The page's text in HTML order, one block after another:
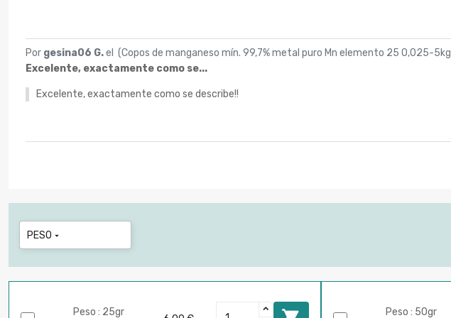
Por gesina06 G.el (Copos de manganeso mín. 99,7% metal puro Mn elemento 25 0,025-5kg
Excelente, exactamente como se...
Excelente, exactamente como se describe!!
PESO 
Peso : 25gr Peso : 50gr